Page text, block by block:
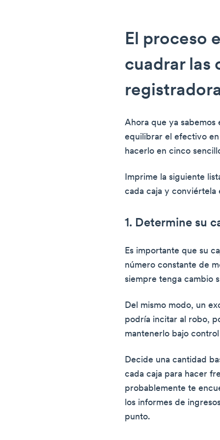
El proceso
cuadrar las
Ahora que ya
equilibrar el efectivo
hacerlo en cinco
Imprime la siguiente
cada caja y conviértela
1. Determine su
Es importante que su
número constante de
siempre tenga cambio
Del mismo modo, un
podría incitar al robo,
mantenerlo bajo
Decide una cantidad
cada caja para hacer
probablemente te
los informes de
punto.